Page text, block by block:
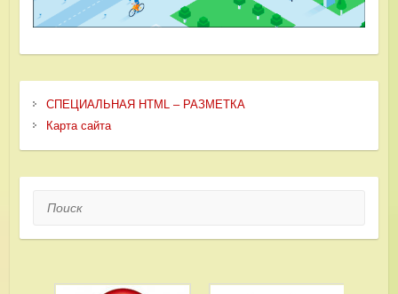
СПЕЦИАЛЬНАЯ HTML – РАЗМЕТКА
Карта сайта
Поиск